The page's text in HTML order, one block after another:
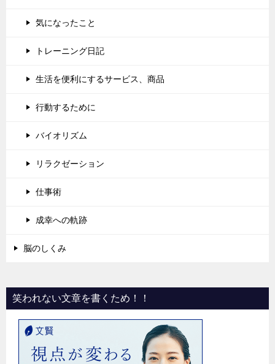
気になったこと
トレーニング日記
生活を便利にするサービス、商品
行動するために
バイオリズム
リラクゼーション
仕事術
成幸への軌跡
脳のしくみ
笑われない文章を書くため！！